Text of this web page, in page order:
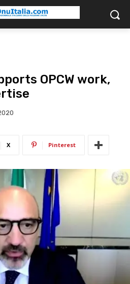
OPCW work,
X Pinterest